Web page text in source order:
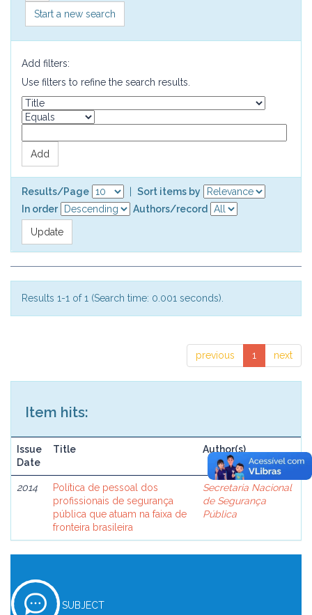
Start a new search
Add filters:
Use filters to refine the search results.
Results/Page
Sort items by
In order
Authors/record
Results 1-1 of 1 (Search time: 0.001 seconds).
previous 1 next
Item hits:
Issue
Date
Title Author(s)
2014
Política de pessoal dos
profissionais de segurança
pública que atuam na faixa de
fronteira brasileira
Secretaria Nacional
de Segurança
Pública
SUBJECT